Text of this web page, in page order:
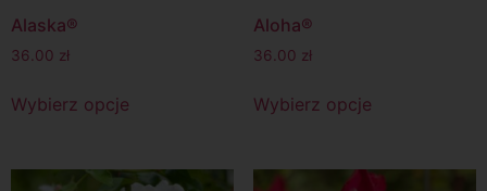
Alaska®
36.00 zł
Wybierz opcje
Aloha®
36.00 zł
Wybierz opcje